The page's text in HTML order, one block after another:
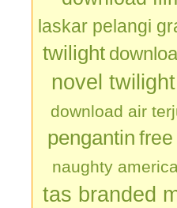
laskar pelangi
twilight
novel twilight
download air
pengantin
naughty
tas branded